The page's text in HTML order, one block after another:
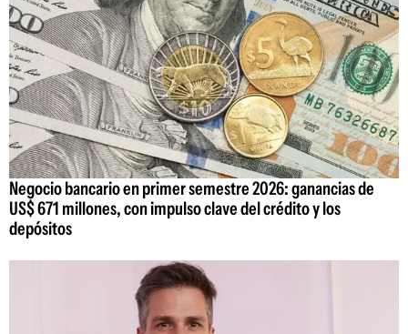
Negocio bancario en primer semestre 2026: ganancias de
US$ 671 millones, con impulso clave del crédito y los
depósitos